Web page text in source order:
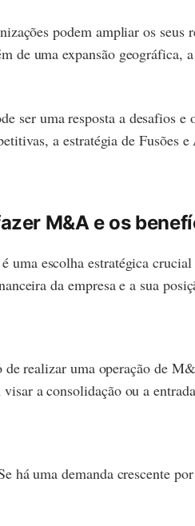
podem ampliar os
de uma expansão
ser uma resposta a desafios
a estratégia de Fusões
M&A e os
escolha estratégica
da empresa e a sua
realizar uma operação de
a consolidação ou a
há uma demanda crescente